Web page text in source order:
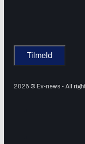
2026 © Ev-news - All